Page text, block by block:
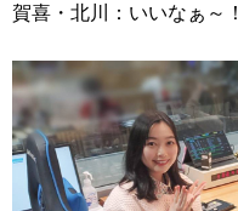
賀喜・北川：いいなぁ～！